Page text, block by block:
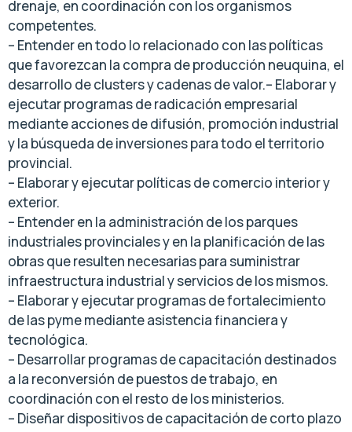
drenaje, en coordinación con los organismos
competentes.
– Entender en todo lo relacionado con las políticas
que favorezcan la compra de producción neuquina, el
desarrollo de clusters y cadenas de valor.– Elaborar y
ejecutar programas de radicación empresarial
mediante acciones de difusión, promoción industrial
y la búsqueda de inversiones para todo el territorio
provincial.
– Elaborar y ejecutar políticas de comercio interior y
exterior.
– Entender en la administración de los parques
industriales provinciales y en la planificación de las
obras que resulten necesarias para suministrar
infraestructura industrial y servicios de los mismos.
– Elaborar y ejecutar programas de fortalecimiento
de las pyme mediante asistencia financiera y
tecnológica.
– Desarrollar programas de capacitación destinados
a la reconversión de puestos de trabajo, en
coordinación con el resto de los ministerios.
– Diseñar dispositivos de capacitación de corto plazo